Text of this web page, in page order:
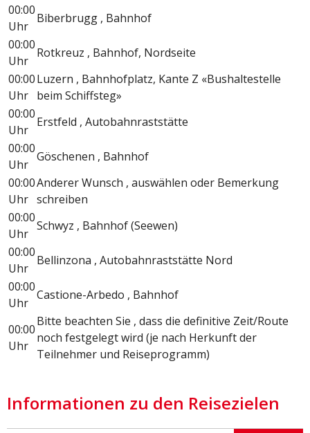
00:00
Uhr
Biberbrugg , Bahnhof
00:00
Uhr
Rotkreuz , Bahnhof, Nordseite
00:00
Uhr
Luzern , Bahnhofplatz, Kante Z «Bushaltestelle
beim Schiffsteg»
00:00
Uhr
Erstfeld , Autobahnraststätte
00:00
Uhr
Göschenen , Bahnhof
00:00
Uhr
Anderer Wunsch , auswählen oder Bemerkung
schreiben
00:00
Uhr
Schwyz , Bahnhof (Seewen)
00:00
Uhr
Bellinzona , Autobahnraststätte Nord
00:00
Uhr
Castione-Arbedo , Bahnhof
00:00
Uhr
Bitte beachten Sie , dass die definitive Zeit/Route
noch festgelegt wird (je nach Herkunft der
Teilnehmer und Reiseprogramm)
Informationen zu den Reisezielen